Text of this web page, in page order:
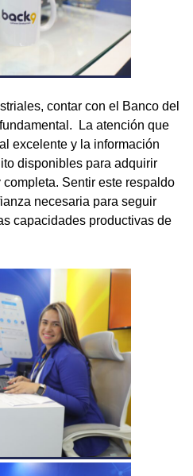
contar con el Banco del
La atención que
excelente y la información
disponibles para adquirir
Sentir este respaldo
necesaria para seguir
capacidades productivas de